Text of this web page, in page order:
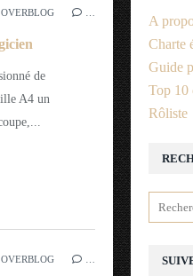
de
A4 un
A
Charte
Guide
Top 10
Rôliste